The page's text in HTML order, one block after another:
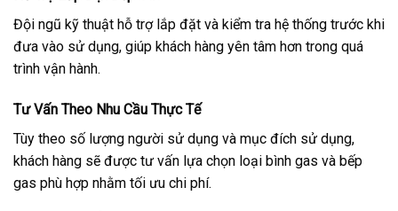
Đội ngũ kỹ thuật hỗ trợ lắp đặt và kiểm tra hệ thống trước khi
đưa vào sử dụng, giúp khách hàng yên tâm hơn trong quá
trình vận hành.
Tư Vấn Theo Nhu Cầu Thực Tế
Tùy theo số lượng người sử dụng và mục đích sử dụng,
khách hàng sẽ được tư vấn lựa chọn loại bình gas và bếp
gas phù hợp nhằm tối ưu chi phí.